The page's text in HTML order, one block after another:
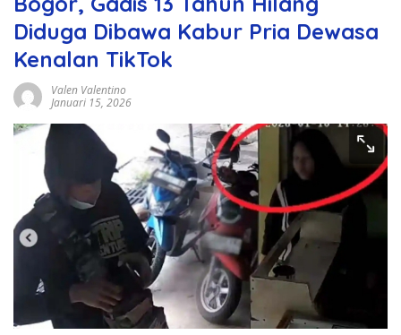
Diduga Dibawa Kabur Pria Dewasa
Kenalan TikTok
Valen Valentino
Januari 15, 2026